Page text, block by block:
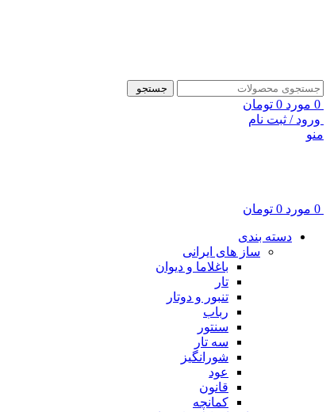
جستجو
0 مورد 0 تومان
ورود / ثبت نام
منو
0 مورد 0 تومان
دسته بندی
ساز های ایرانی
باغلاما و دیوان
تار
تنبور و دوتار
رباب
سنتور
سه تار
شورانگیز
عود
قانون
کمانچه